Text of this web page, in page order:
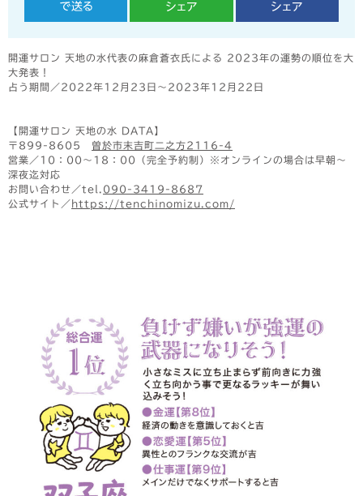
開運サロン 天地の水代表の麻倉蒼衣氏による 2023年の運勢の順位を大
大発表！
占う期間／2022年12月23日〜2023年12月22日
【開運サロン 天地の水 DATA】
〒899-8605 曽於市末吉町二之方2116-4
営業／10：00〜18：00（完全予約制）※オンラインの場合は早朝〜
深夜迄対応
お問い合わせ／tel. 090-3419-8687
公式サイト／ https://tenchinomizu.com/